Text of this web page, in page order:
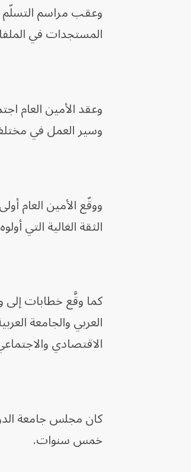
وعقب مراسم التسلّم
المستجدات في
وعقد الأمين العام
وسير العمل في
ووقّع الأمين العام
الثقة الغالية التي
كما وقَّع خطابات إلى
العربي والجامعة
الاقتصادي
كان مجلس جامعة
خمس سنوات.